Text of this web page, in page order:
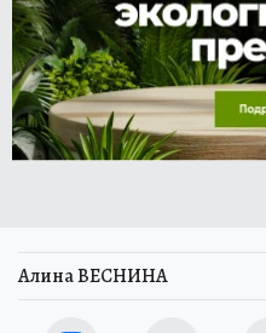
Алина ВЕСНИНА